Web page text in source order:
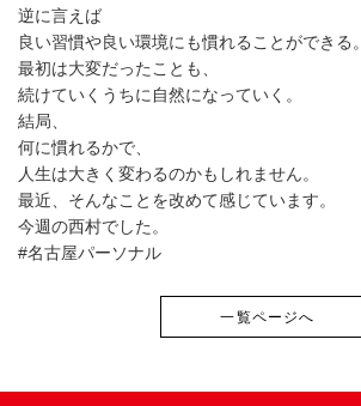
逆に言えば
良い習慣や良い環境にも慣れることができる。
最初は大変だったことも、
続けていくうちに自然になっていく。
結局、
何に慣れるかで、
人生は大きく変わるのかもしれません。
最近、そんなことを改めて感じています。
今週の西村でした。
#名古屋パーソナル
一覧ページへ